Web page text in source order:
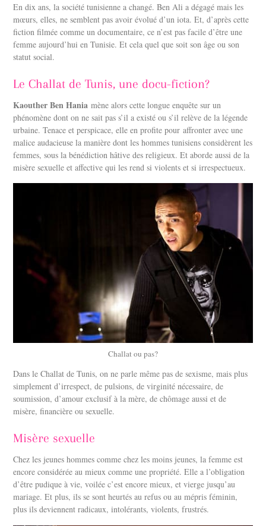
En dix ans, la société tunisienne a changé. Ben Ali a dégagé mais les
mœurs, elles, ne semblent pas avoir évolué d’un iota. Et, d’après cette
fiction filmée comme un documentaire, ce n’est pas facile d’être une
femme aujourd’hui en Tunisie. Et cela quel que soit son âge ou son
statut social.
Le Challat de Tunis, une docu-fiction?
Kaouther Ben Haniamène alors cette longue enquête sur un
phénomène dont on ne sait pas s’il a existé ou s’il relève de la légende
urbaine. Tenace et perspicace, elle en profite pour affronter avec une
malice audacieuse la manière dont les hommes tunisiens considèrent les
femmes, sous la bénédiction hâtive des religieux. Et aborde aussi de la
misère sexuelle et affective qui les rend si violents et si irrespectueux.
Challat ou pas?
Dans le Challat de Tunis, on ne parle même pas de sexisme, mais plus
simplement d’irrespect, de pulsions, de virginité nécessaire, de
soumission, d’amour exclusif à la mère, de chômage aussi et de
misère, financière ou sexuelle.
Misère sexuelle
Chez les jeunes hommes comme chez les moins jeunes, la femme est
encore considérée au mieux comme une propriété. Elle a l’obligation
d’être pudique à vie, voilée c’est encore mieux, et vierge jusqu’au
mariage. Et plus, ils se sont heurtés au refus ou au mépris féminin,
plus ils deviennent radicaux, intolérants, violents, frustrés.